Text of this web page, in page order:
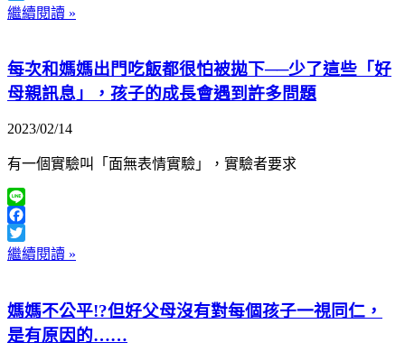
Twitter
繼續閱讀 »
每次和媽媽出門吃飯都很怕被拋下──少了這些「好
母親訊息」，孩子的成長會遇到許多問題
2023/02/14
有一個實驗叫「面無表情實驗」，實驗者要求
Line
Facebook
Twitter
繼續閱讀 »
媽媽不公平!?但好父母沒有對每個孩子一視同仁，
是有原因的……